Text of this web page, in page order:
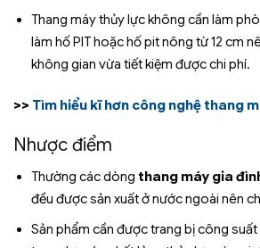
Thang máy thủy lực không cần làm
làm hố PIT hoặc hố pit nông từ 12 cm
không gian vừa tiết kiệm được chi phí.
>> Tìm hiểu kĩ hơn công nghệ thang
Nhược điểm
Thường các dòng thang máy gia
đều được sản xuất ở nước ngoài nên
Sản phẩm cần được trang bị công